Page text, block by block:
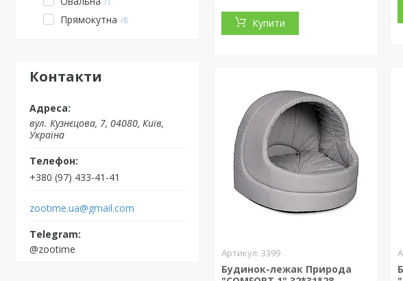
Прямокутна 8
Контакти
вул. Кузнєцова, 7, 04080, Київ,
Україна
+380 (97) 433-41-41
zootime.ua@gmail.com
@zootime
Купити
3399
Будинок-лежак Природа